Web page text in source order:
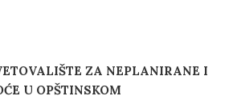
ZA NEPLANIRANE I
U OPŠTINSKOM